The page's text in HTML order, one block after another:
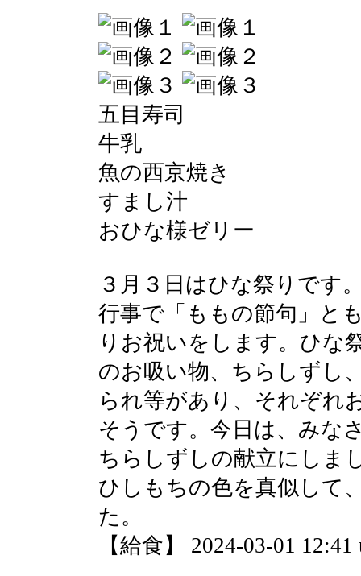
五目寿司
牛乳
魚の西京焼き
すまし汁
おひな様ゼリー
３月３日はひな祭りです
行事で「ももの節句」と
りお祝いをします。ひな
のお吸い物、ちらしずし
られ等があり、それぞれ
そうです。今日は、みな
ちらしずしの献立にしま
ひしもちの色を真似して
た。
【給食】 2024-03-01 12:41